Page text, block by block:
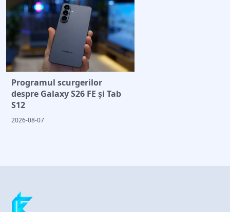
Programul scurgerilor
despre Galaxy S26 FE și Tab
S12
2026-08-07